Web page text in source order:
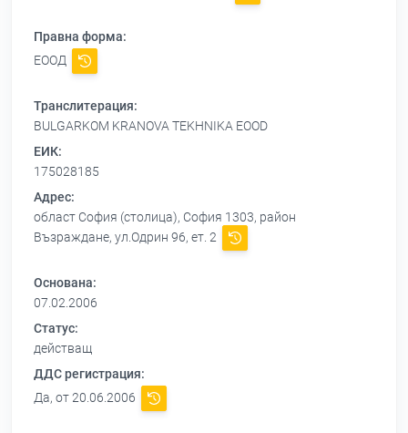
Правна форма:
ЕООД
Транслитерация:
BULGARKOM KRANOVA TEKHNIKA EOOD
ЕИК:
175028185
Адрес:
област София (столица), София 1303, район
Възраждане, ул.Одрин 96, ет. 2
Основана:
07.02.2006
Статус:
действащ
ДДС регистрация:
Да, от 20.06.2006